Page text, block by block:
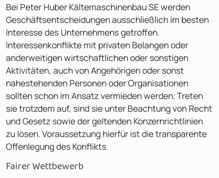
Bei Peter Huber Kältemaschinenbau SE werden
Geschäftsentscheidungen ausschließlich im besten
Interesse des Unternehmens getroffen.
Interessenkonflikte mit privaten Belangen oder
anderweitigen wirtschaftlichen oder sonstigen
Aktivitäten, auch von Angehörigen oder sonst
nahestehenden Personen oder Organisationen
sollten schon im Ansatz vermieden werden. Treten
sie trotzdem auf, sind sie unter Beachtung von Recht
und Gesetz sowie der geltenden Konzernrichtlinien
zu lösen. Voraussetzung hierfür ist die transparente
Offenlegung des Konflikts.
Fairer Wettbewerb